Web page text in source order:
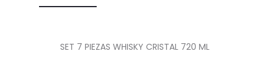
SET 7 PIEZAS WHISKY CRISTAL 720 ML